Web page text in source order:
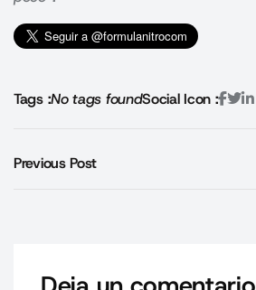
Tags :No tags foundSocial Icon :
Previous Post